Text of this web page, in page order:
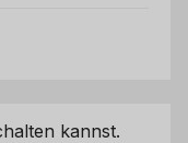
kannst.